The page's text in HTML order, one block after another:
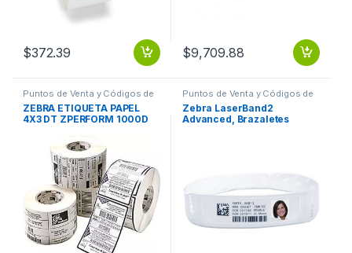
$372.39 $9,709.88
Puntos de Venta y Códigos de
Barra,Suministros POS Retail y
Auto ID
ZEBRA ETIQUETA PAPEL
4X3 DT ZPERFORM 1000D
Puntos de Venta y Códigos de
Barra Suministros POS Retail y
Auto ID
Zebra LaserBand2
Advanced, Brazaletes